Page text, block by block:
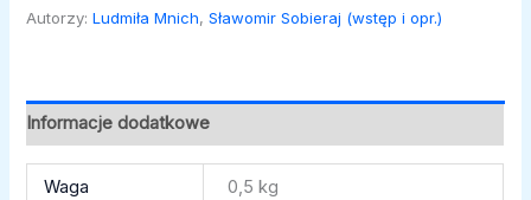
Autorzy:Ludmiła Mnich,Sławomir Sobieraj (wstęp i opr.)
Informacje dodatkowe
Waga 0,5 kg